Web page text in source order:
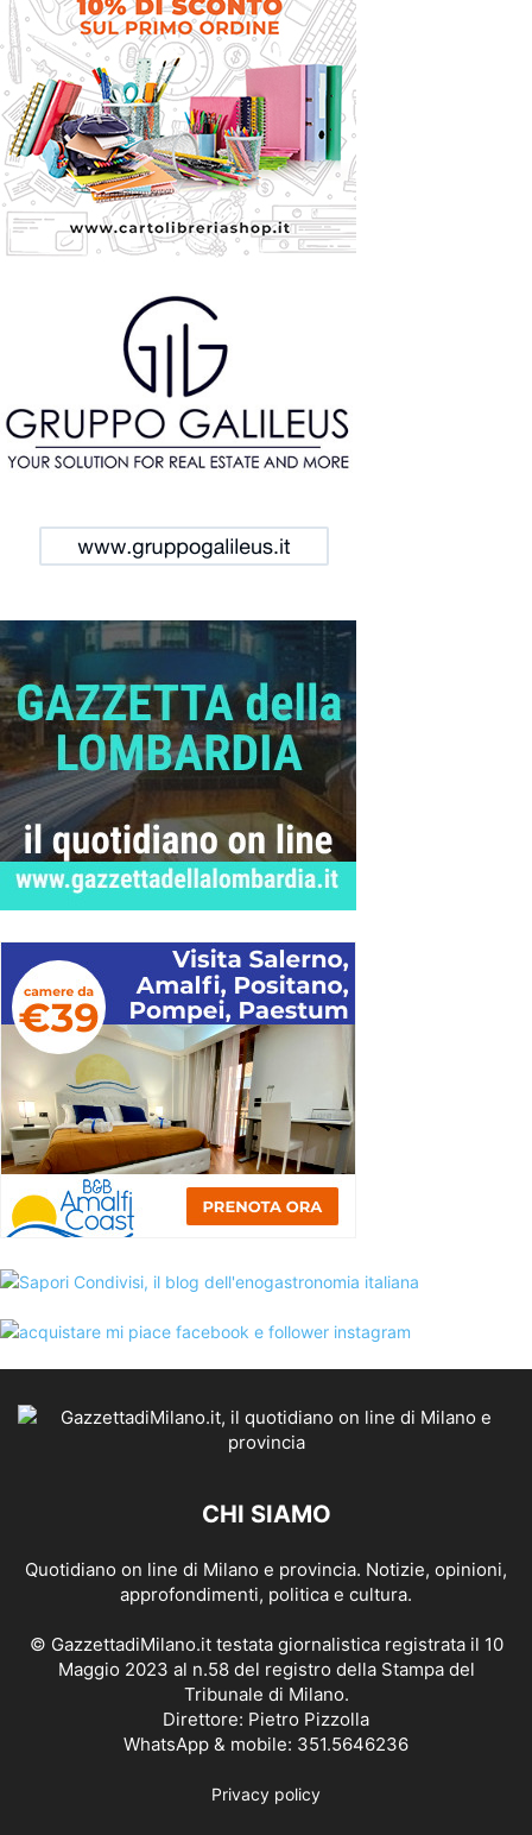
CHI SIAMO
Quotidiano on line di Milano e provincia. Notizie, opinioni,
approfondimenti, politica e cultura.
© GazzettadiMilano.it testata giornalistica registrata il 10
Maggio 2023 al n.58 del registro della Stampa del
Tribunale di Milano.
Direttore: Pietro Pizzolla
WhatsApp & mobile: 351.5646236
Privacy policy